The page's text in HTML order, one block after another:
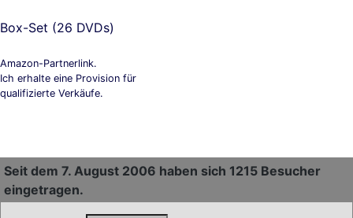
Box-Set (26 DVDs)
Amazon-Partnerlink.
Ich erhalte eine Provision für
qualifizierte Verkäufe.
Seit dem 7. August 2006 haben sich 1215 Besucher
eingetragen.